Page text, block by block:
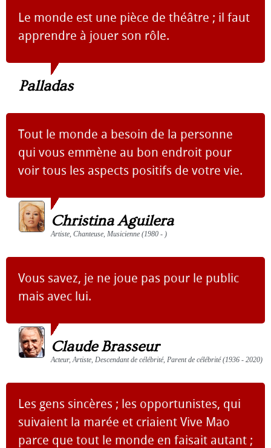
Le monde est une pièce de théâtre ; il faut
apprendre à jouer son rôle.
Palladas
Tout le monde a besoin de la personne
qui vous emmène au bon endroit pour
voir tous les aspects positifs de votre vie.
Christina Aguilera
Artiste, Chanteuse, Musicienne (1980 - )
Vous savez, je ne joue pas pour le public
mais avec lui.
Claude Brasseur
Acteur, Artiste, Descendant de célébrité, Parent de célébrité (1936 - 2020)
Les gens sincères ; les opportunistes, qui
suivaient la marée et criaient Vive Mao
parce que tout le monde en faisait autant ;